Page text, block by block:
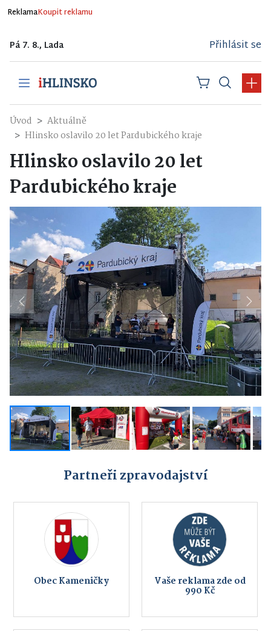
ReklamaKoupit reklamu
Pá 7. 8., Lada Přihlásit se
Úvod
Aktuálně
Hlinsko oslavilo 20 let Pardubického kraje
Hlinsko oslavilo 20 let
Pardubického kraje
Previous Next
Partneři zpravodajství
Obec Kameničky Vaše reklama zde od
990 Kč